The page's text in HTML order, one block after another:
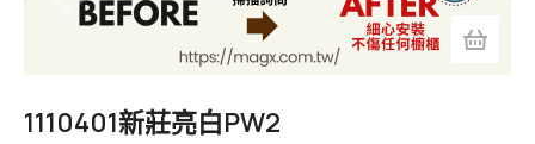
1110401新莊亮白PW2